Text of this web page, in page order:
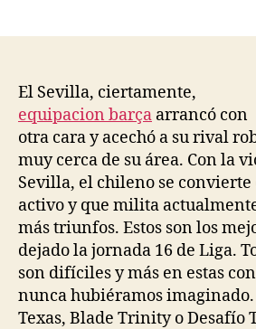
El Sevilla, ciertamente,
equipacion barça arrancó con
otra cara y acechó a su rival
muy cerca de su área. Con la
Sevilla, el chileno se
activo y que milita
más triunfos. Estos son los
dejado la jornada 16 de Liga.
son difíciles y más en estas
nunca hubiéramos
Texas, Blade Trinity o Desafío